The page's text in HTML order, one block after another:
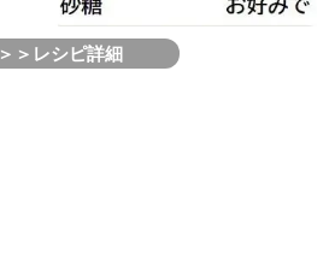
＞＞レシピ詳細